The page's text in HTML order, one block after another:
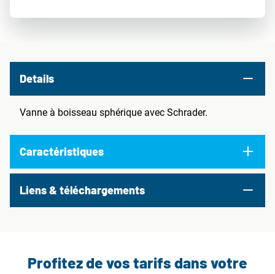
Details
Vanne à boisseau sphérique avec Schrader.
Caractéristiques
Liens & téléchargements
Profitez de vos tarifs dans votre